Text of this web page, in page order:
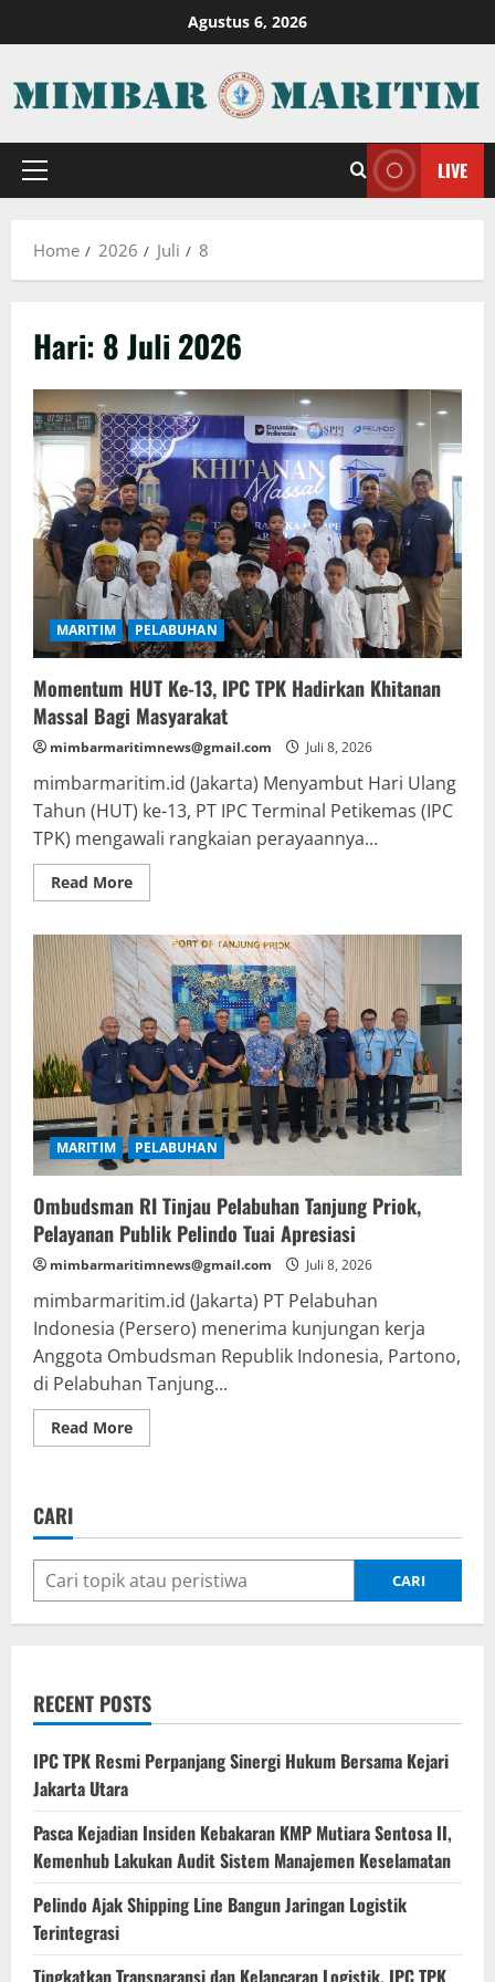
to
Agustus 6, 2026
Primary
LIVE
Home 2026 Juli 8
Hari: 8 Juli 2026
MARITIM PELABUHAN
Momentum HUT Ke-13, IPC TPK Hadirkan Khitanan
Massal Bagi Masyarakat
mimbarmaritimnews@gmail.com Juli 8, 2026
mimbarmaritim.id (Jakarta) Menyambut Hari Ulang
Tahun (HUT) ke-13, PT IPC Terminal Petikemas (IPC
TPK) mengawali rangkaian perayaannya...
Read MoreRead
more
HUT
Ke-
13,
IPC
TPK
Hadirkan
Khitanan
Massal
Bagi
Masyarakat
MARITIM PELABUHAN
Ombudsman RI Tinjau Pelabuhan Tanjung Priok,
Pelayanan Publik Pelindo Tuai Apresiasi
mimbarmaritimnews@gmail.com Juli 8, 2026
mimbarmaritim.id (Jakarta) PT Pelabuhan
Indonesia (Persero) menerima kunjungan kerja
Anggota Ombudsman Republik Indonesia, Partono,
di Pelabuhan Tanjung...
Read MoreRead
more
Tanjung
Pelayanan
Publik
Pelindo
Apresiasi
CARI
CARI
RECENT POSTS
IPC TPK Resmi Perpanjang Sinergi Hukum Bersama Kejari
Jakarta Utara
Pasca Kejadian Insiden Kebakaran KMP Mutiara Sentosa II,
Kemenhub Lakukan Audit Sistem Manajemen Keselamatan
Pelindo Ajak Shipping Line Bangun Jaringan Logistik
Terintegrasi
Tingkatkan Transparansi dan Kelancaran Logistik, IPC TPK